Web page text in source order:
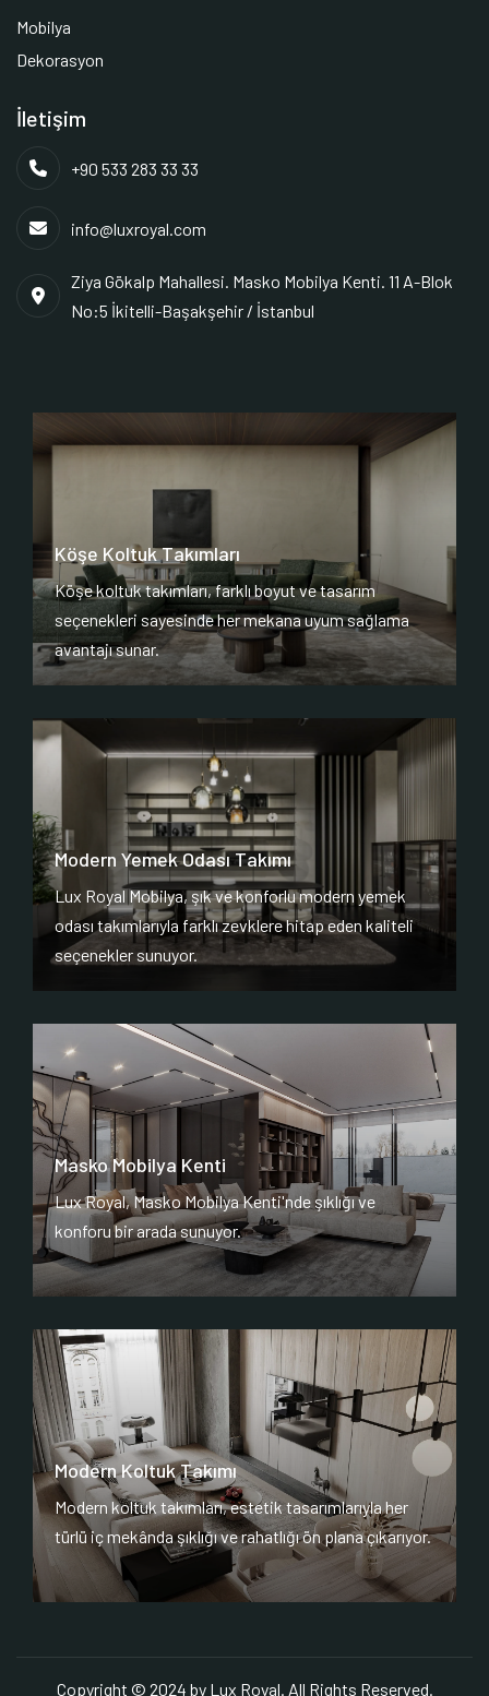
Mobilya
Dekorasyon
İletişim
+90 533 283 33 33
info@luxroyal.com
Ziya Gökalp Mahallesi. Masko Mobilya Kenti. 11 A-Blok
No:5 İkitelli-Başakşehir / İstanbul
Köşe Koltuk Takımları
Köşe koltuk takımları, farklı boyut ve tasarım
seçenekleri sayesinde her mekana uyum sağlama
avantajı sunar.
Modern Yemek Odası Takımı
Lux Royal Mobilya, şık ve konforlu modern yemek
odası takımlarıyla farklı zevklere hitap eden kaliteli
seçenekler sunuyor.
Masko Mobilya Kenti
Lux Royal, Masko Mobilya Kenti'nde şıklığı ve
konforu bir arada sunuyor.
Modern Koltuk Takımı
Modern koltuk takımları, estetik tasarımlarıyla her
türlü iç mekânda şıklığı ve rahatlığı ön plana çıkarıyor.
Copyright © 2024 by Lux Royal. All Rights Reserved.